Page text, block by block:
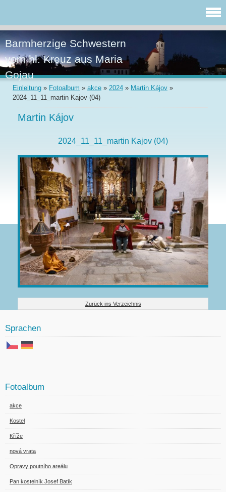
Barmherzige Schwestern
vom hl. Kreuz aus Maria
Gojau
Einleitung » Fotoalbum » akce » 2024 » Martin Kájov »
2024_11_11_martin Kajov (04)
Martin Kájov
2024_11_11_martin Kajov (04)
Zurück ins Verzeichnis
Sprachen
Fotoalbum
akce
Kostel
Kříže
nová vrata
Opravy poutního areálu
Pan kostelník Josef Batík